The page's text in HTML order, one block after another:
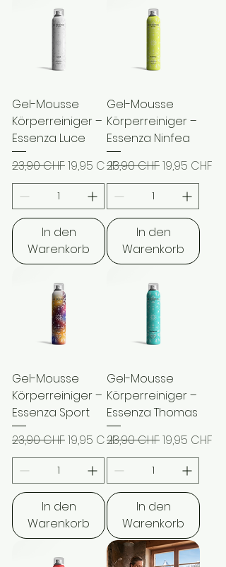
Gel-Mousse
Körperreiniger –
Essenza Luce
Standardpreis
23,90 CHFSale-Preis
19,95 CHF
In den
Warenkorb
Gel-Mousse
Körperreiniger –
Essenza Ninfea
Standardpreis
23,90 CHFSale-Preis
19,95 CHF
In den
Warenkorb
Gel-Mousse
Körperreiniger –
Essenza Sport
Standardpreis
23,90 CHFSale-Preis
19,95 CHF
In den
Warenkorb
Gel-Mousse
Körperreiniger –
Essenza Thomas
Standardpreis
23,90 CHFSale-Preis
19,95 CHF
In den
Warenkorb